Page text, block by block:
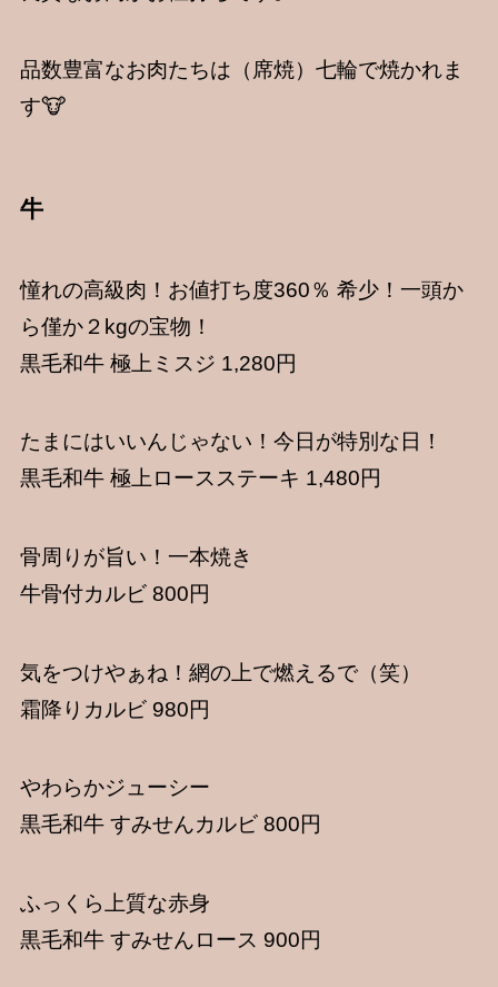
品数豊富なお肉たちは（席焼）七輪で焼かれま
す🐮
牛
憧れの高級肉！お値打ち度360％ 希少！一頭か
ら僅か２kgの宝物！
黒毛和牛 極上ミスジ 1,280円
たまにはいいんじゃない！今日が特別な日！
黒毛和牛 極上ロースステーキ 1,480円
骨周りが旨い！一本焼き
牛骨付カルビ 800円
気をつけやぁね！網の上で燃えるで（笑）
霜降りカルビ 980円
やわらかジューシー
黒毛和牛 すみせんカルビ 800円
ふっくら上質な赤身
黒毛和牛 すみせんロース 900円